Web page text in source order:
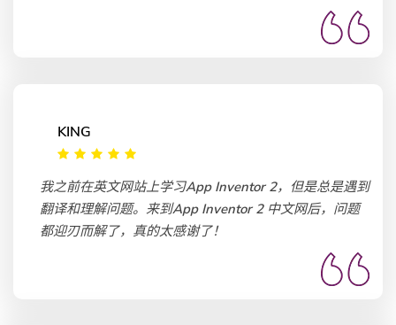
KING
我之前在英文网站上学习App Inventor 2，但是总是遇到
翻译和理解问题。来到App Inventor 2 中文网后，问题
都迎刃而解了，真的太感谢了！